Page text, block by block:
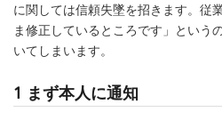
に関しては信頼失墜を招きます。従
ま修正しているところです」という
いてしまいます。
1 まず本人に通知